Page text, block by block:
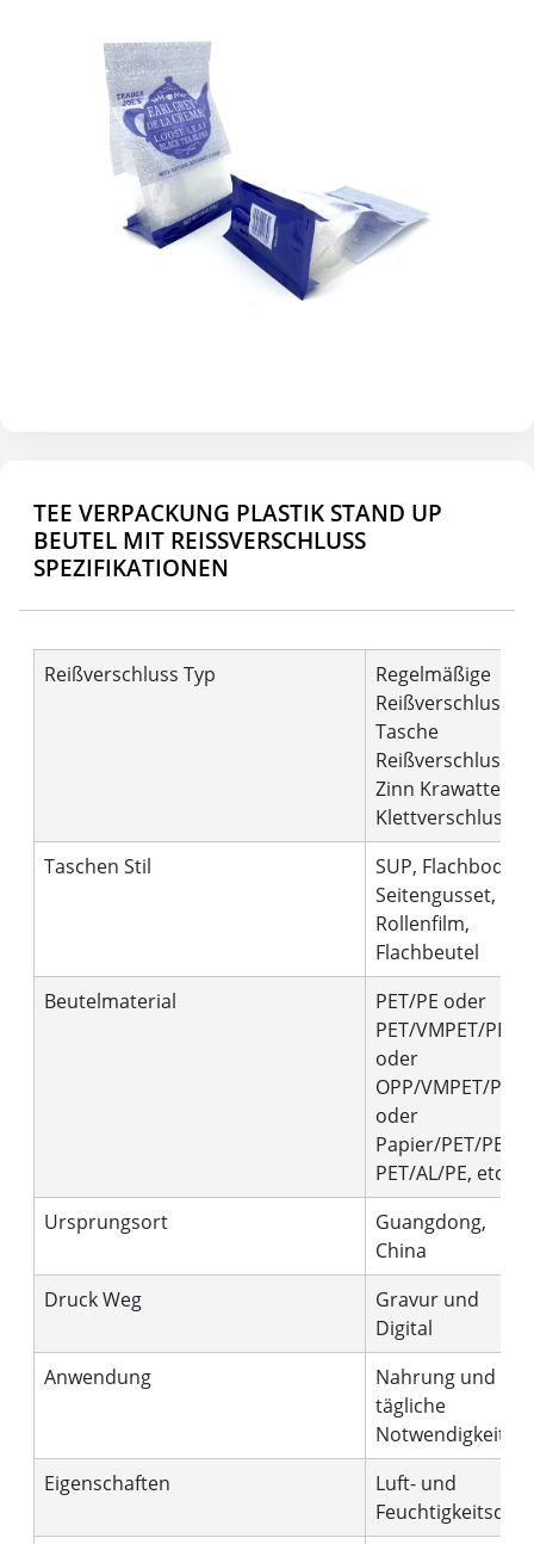
TEE VERPACKUNG PLASTIK STAND UP
BEUTEL MIT REISSVERSCHLUSS S
PEZIFIKATIONEN
Reißverschluss Typ
Regelmäßige
Reißverschluss,
Tasche
Reißverschluss,
Zinn Krawatte,
Klettverschluss
Taschen Stil
SUP, Flachboden,
Seitengusset,
Rollenfilm,
Flachbeutel
Beutelmaterial
PET/PE oder
PET/VMPET/PE
oder
OPP/VMPET/PE
oder
Papier/PET/PE,
PET/AL/PE, etc.
Ursprungsort
Guangdong,
China
Druck Weg
Gravur und
Digital
Anwendung
Nahrung und
tägliche
Notwendigkeiten
Eigenschaften
Luft- und